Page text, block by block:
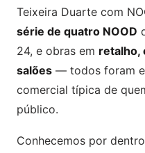
Teixeira Duarte com
série de quatro NOOD
24, e obras em retalho,
salões — todos foram
comercial típica de
público.
Conhecemos por